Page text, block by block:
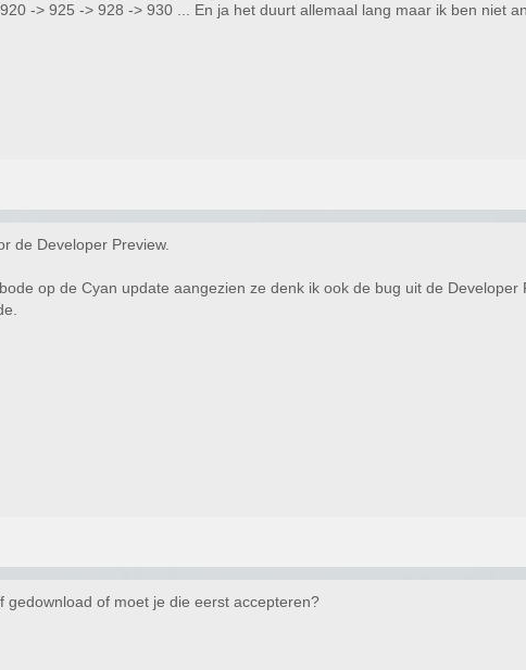
-> 925 -> 928 -> 930 ... En ja het duurt allemaal lang maar ik ben niet
de Developer Preview.
op de Cyan update aangezien ze denk ik ook de bug uit de
gedownload of moet je die eerst accepteren?